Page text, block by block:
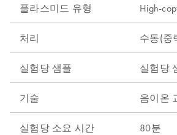
플라스미드 유형 High-
처리 수동(중
실험당 샘플 실험당
기술 음이온
실험당 소요 시간 80분